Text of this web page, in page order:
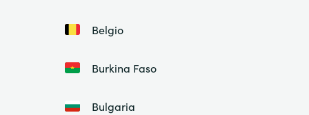
Belgio
Burkina Faso
Bulgaria